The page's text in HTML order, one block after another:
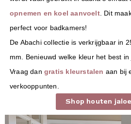
opnemen en koel aanvoelt. Dit
perfect voor badkamers!
De Abachi collectie is verkrijgbaar in
mm. Benieuwd welke kleur het best
Vraag dan gratis kleurstalen aan bij
verkooppunten.
Shop houten